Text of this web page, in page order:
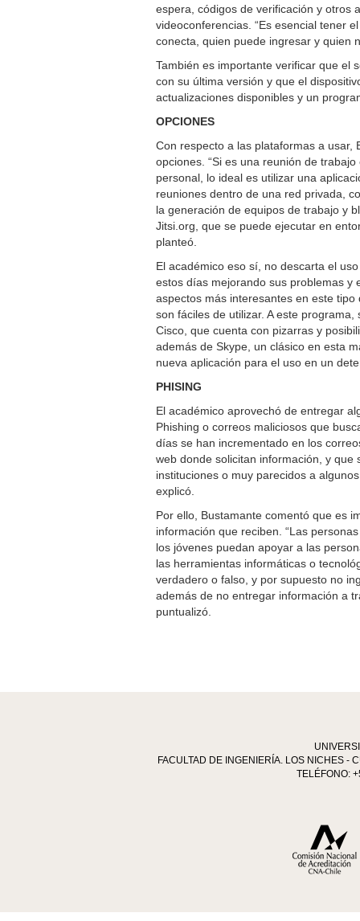
espera, códigos de verificación y otros
videoconferencias. “Es esencial tener
conecta, quien puede ingresar y quien
También es importante verificar que el
con su última versión y que el
actualizaciones disponibles y un
OPCIONES
Con respecto a las plataformas a usar,
opciones. “Si es una reunión de
personal, lo ideal es utilizar una
reuniones dentro de una red privada,
la generación de equipos de trabajo y
Jitsi.org, que se puede ejecutar en
planteó.
El académico eso sí, no descarta el
estos días mejorando sus problemas y
aspectos más interesantes en este
son fáciles de utilizar. A este
Cisco, que cuenta con pizarras y
además de Skype, un clásico en esta
nueva aplicación para el uso en un
PHISING
El académico aprovechó de entregar
Phishing o correos maliciosos que
días se han incrementado en los
web donde solicitan información, y
instituciones o muy parecidos a
explicó.
Por ello, Bustamante comentó que es
información que reciben. “Las
los jóvenes puedan apoyar a las
las herramientas informáticas o
verdadero o falso, y por supuesto no
además de no entregar información a
puntualizó.
FACULTAD DE INGENIERÍA. LOS NICHES -
TELÉFONO: